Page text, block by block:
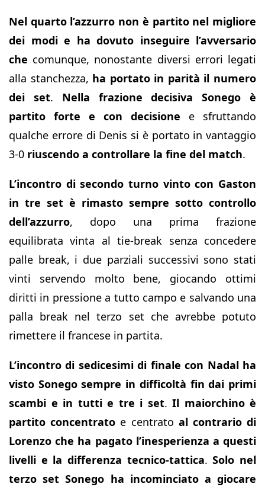
Nel quarto l’azzurro non è partito nel migliore
dei modi e ha dovuto inseguire l’avversario
che comunque, nonostante diversi errori legati
alla stanchezza, ha portato in parità il numero
dei set. Nella frazione decisiva Sonego è
partito forte e con decisione e sfruttando
qualche errore di Denis si è portato in vantaggio
3-0 riuscendo a controllare la fine del match.
L’incontro di secondo turno vinto con Gaston
in tre set è rimasto sempre sotto controllo
dell’azzurro, dopo una prima frazione
equilibrata vinta al tie-break senza concedere
palle break, i due parziali successivi sono stati
vinti servendo molto bene, giocando ottimi
diritti in pressione a tutto campo e salvando una
palla break nel terzo set che avrebbe potuto
rimettere il francese in partita.
L’incontro di sedicesimi di finale con Nadal ha
visto Sonego sempre in difficoltà fin dai primi
scambi e in tutti e tre i set. Il maiorchino è
partito concentrato e centrato al contrario di
Lorenzo che ha pagato l’inesperienza a questi
livelli e la differenza tecnico-tattica.Solo nel
terzo set Sonego ha incominciato a giocare